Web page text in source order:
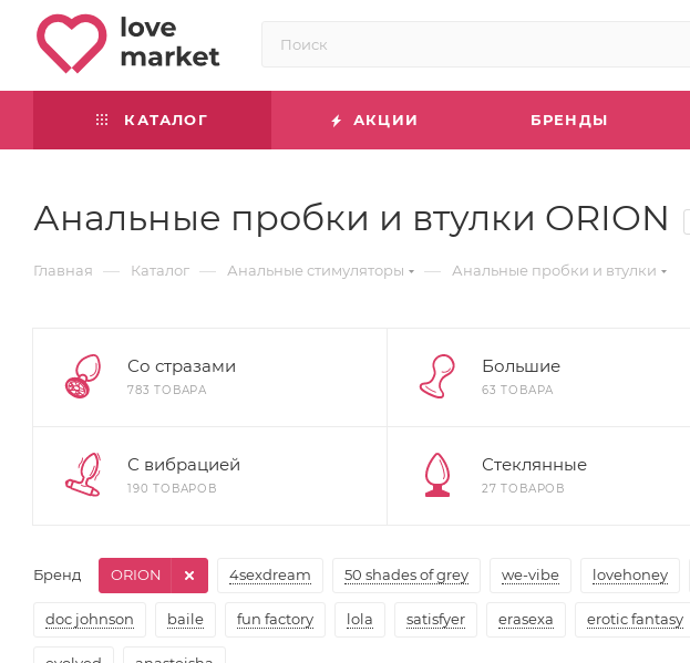
КАТАЛОГ АКЦИИ БРЕНДЫ
Анальные пробки и втулки ORION
Главная — Каталог — Анальные стимуляторы — Анальные пробки и втулки
Со стразами
783 ТОВАРА
Большие
63 ТОВАРА
С вибрацией
190 ТОВАРОВ
Стеклянные
27 ТОВАРОВ
Бренд 4sexdream 50 shades of grey we-vibe lovehoney
doc johnson baile fun factory lola satisfyer erasexa erotic fantasy
ORION